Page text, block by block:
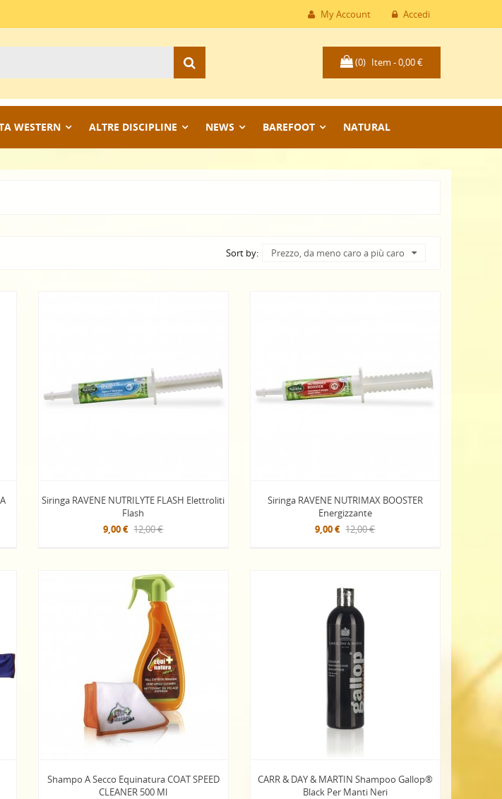
My Account Accedi
(0) Item -0,00 €
WESTERN ALTRE DISCIPLINE NEWS BAREFOOT NATURAL
Sort by: Prezzo, da meno caro a più caro
Siringa RAVENE NUTRILYTE FLASH Elettroliti
Flash
9,00 € 12,00 €
Siringa RAVENE NUTRIMAX BOOSTER
Energizzante
9,00 € 12,00 €
Shampo A Secco Equinatura COAT SPEED
CLEANER 500 Ml
CARR & DAY & MARTIN Shampoo Gallop®
Black Per Manti Neri